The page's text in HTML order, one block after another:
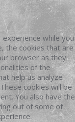
while you
the cookies that are
browser as they
of the
help us analyze
cookies will be
You also have the
out of some of